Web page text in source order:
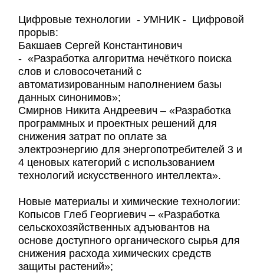
Цифровые технологии - УМНИК - Цифровой
прорыв:
Бакшаев Сергей Константинович
- «Разработка алгоритма нечёткого поиска
слов и словосочетаний с
автоматизированным наполнением базы
данных синонимов»;
Смирнов Никита Андреевич – «Разработка
программных и проектных решений для
снижения затрат по оплате за
электроэнергию для энергопотребителей 3 и
4 ценовых категорий с использованием
технологий искусственного интеллекта».
Новые материалы и химические технологии:
Копысов Глеб Георгиевич – «Разработка
сельскохозяйственных адъювантов на
основе доступного органического сырья для
снижения расхода химических средств
защиты растений»;